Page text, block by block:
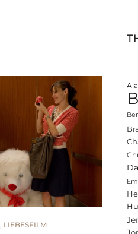
, LIEBESFILM